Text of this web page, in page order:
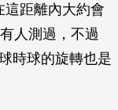
這距離內大約會
人測過，不過
時球的旋轉也是